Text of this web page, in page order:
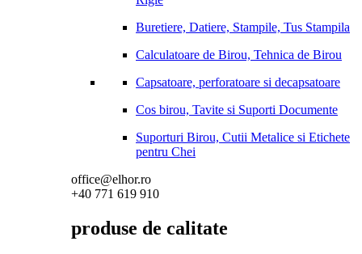
Buretiere, Datiere, Stampile, Tus Stampila
Calculatoare de Birou, Tehnica de Birou
Capsatoare, perforatoare si decapsatoare
Cos birou, Tavite si Suporti Documente
Suporturi Birou, Cutii Metalice si Etichete
pentru Chei
office@elhor.ro
+40 771 619 910
produse de calitate